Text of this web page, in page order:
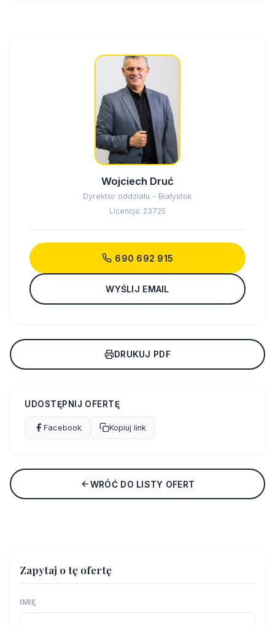
Wojciech Druć
Dyrektor oddziału - Białystok
Licencja: 23725
690 692 915
WYŚLIJ EMAIL
DRUKUJ PDF
UDOSTĘPNIJ OFERTĘ
Facebook Kopiuj link
WRÓĆ DO LISTY OFERT
Zapytaj o tę ofertę
IMIĘ